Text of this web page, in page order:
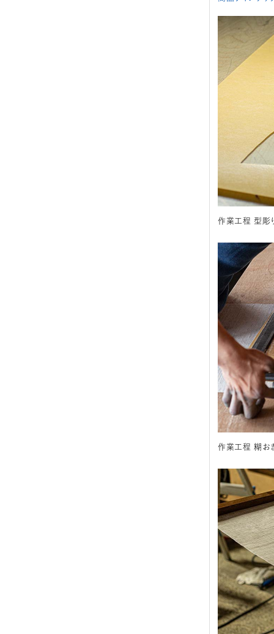
作業工程 型彫
作業工程 糊お